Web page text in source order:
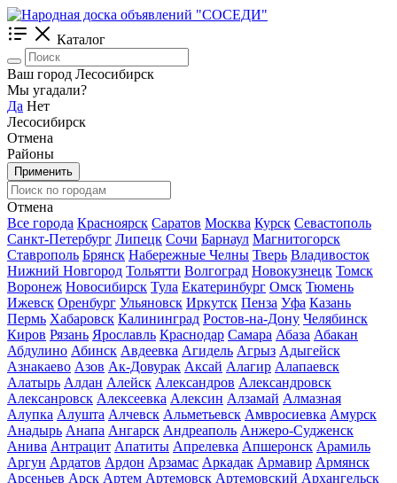
Каталог
Ваш город Лесосибирск
Мы угадали?
Да Нет
Лесосибирск
Отмена
Районы
Применить
Отмена
Все города Красноярск Саратов Москва Курск Севастополь
Санкт-Петербург Липецк Сочи Барнаул Магнитогорск
Ставрополь Брянск Набережные Челны Тверь Владивосток
Нижний Новгород Тольятти Волгоград Новокузнецк Томск
Воронеж Новосибирск Тула Екатеринбург Омск Тюмень
Ижевск Оренбург Ульяновск Иркутск Пенза Уфа Казань
Пермь Хабаровск Калининград Ростов-на-Дону Челябинск
Киров Рязань Ярославль Краснодар Самара Абаза Абакан
Абдулино Абинск Авдеевка Агидель Агрыз Адыгейск
Азнакаево Азов Ак-Довурак Аксай Алагир Алапаевск
Алатырь Алдан Алейск Александров Александровск
Алексанровск Алексеевка Алексин Алзамай Алмазная
Алупка Алушта Алчевск Альметьевск Амвросиевка Амурск
Анадырь Анапа Ангарск Андреаполь Анжеро-Судженск
Анива Антрацит Апатиты Апрелевка Апшеронск Арамиль
Аргун Ардатов Ардон Арзамас Аркадак Армавир Армянск
Арсеньев Арск Артем Артемовск Артемовский Архангельск